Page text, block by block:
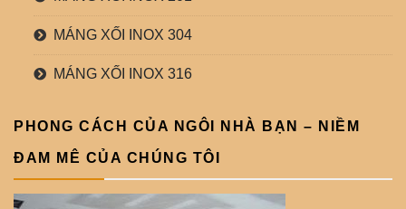
MÁNG XỐI INOX 304
MÁNG XỐI INOX 316
PHONG CÁCH CỦA NGÔI NHÀ BẠN – NIỀM
ĐAM MÊ CỦA CHÚNG TÔI